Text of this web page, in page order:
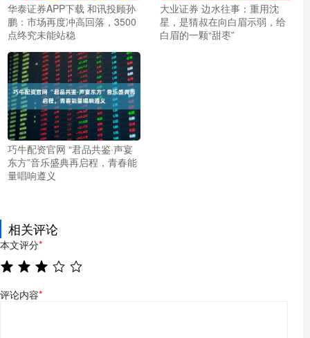
华泰证券APP下载 和讯投顾孙
鹏：市场再度冲高回落，3500
点终究未能站稳
大业证券 边水往事：重用沈
星，是猜叔在向白眉示弱，给
白眉的一颗“甜枣”
巧牛配资官网 “君品共鉴·声宴
东方”音乐盛典再启程，青春能
量唱响遵义
相关评论
本文评分*
评论内容*